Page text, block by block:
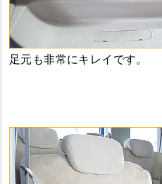
足元も非常にキレイです。